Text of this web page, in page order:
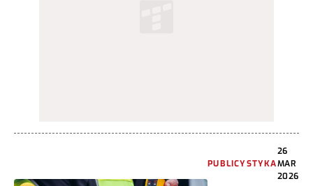
PUBLICYSTYKA
26
MAR
2026